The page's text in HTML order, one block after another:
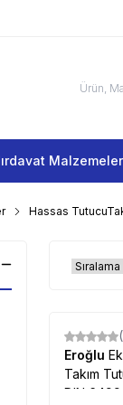
Hassas
Eroğlu
Takım
DIN